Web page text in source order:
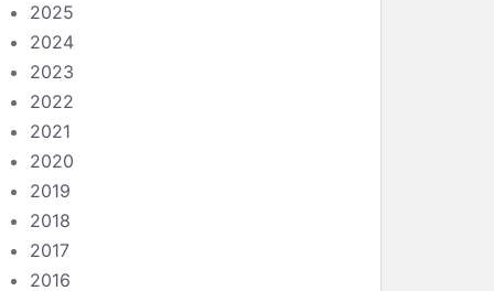
2025
2024
2023
2022
2021
2020
2019
2018
2017
2016